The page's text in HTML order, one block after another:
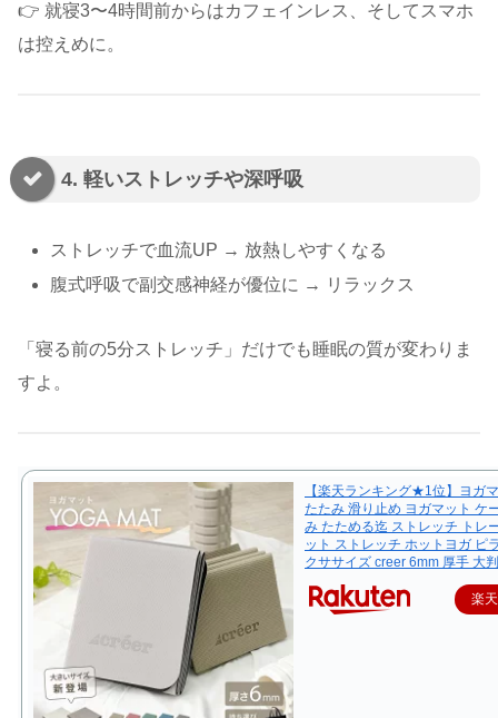
👉 就寝3〜4時間前からはカフェインレス、そしてスマホ
は控えめに。
4. 軽いストレッチや深呼吸
ストレッチで血流UP → 放熱しやすくなる
腹式呼吸で副交感神経が優位に → リラックス
「寝る前の5分ストレッチ」だけでも睡眠の質が変わりま
すよ。
【楽天ランキング★1位】ヨガ
たたみ 滑り止め ヨガマット ケ
み たためる迄 ストレッチ トレ
ット ストレッチ ホットヨガ ピ
クササイズ creer 6mm 厚手 大判
楽